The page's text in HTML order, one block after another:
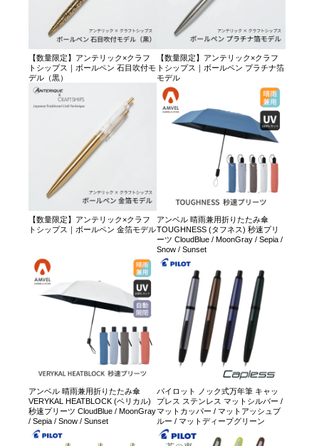
【数量限定】アンテリック×クラフ
トシップス｜ボールペン 石目吹付モ
デル（黒）
【数量限定】アンテリック×クラフ
トシップス｜ボールペン プラチナ箔
モデル
【数量限定】アンテリック×クラフ
トシップス｜ボールペン 金箔モデル
アンベル 晴雨兼用折りたたみ傘
TOUGHNESS (タフネス) 秒速プリ
ーツ CloudBlue / MoonGray / Sepia /
Snow / Sunset
アンベル 晴雨兼用折りたたみ傘
VERYKAL HEATBLOCK (ベリカル)
秒速プリーツ CloudBlue / MoonGray
/ Sepia / Snow / Sunset
パイロット ノック式万年筆 キャッ
プレス ステンレス マットシルバー /
マットカッパー / マットアッシュブ
ルー / マットディープグリーン